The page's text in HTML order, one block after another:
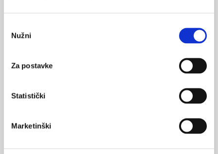
pristanka
Nužni
Za postavke
Statistički
Marketinški
20.01.2014.
Utjecaj ekonomske krize na stopu samoubojstava na
130 istraživača na treningu za FP7 Health program